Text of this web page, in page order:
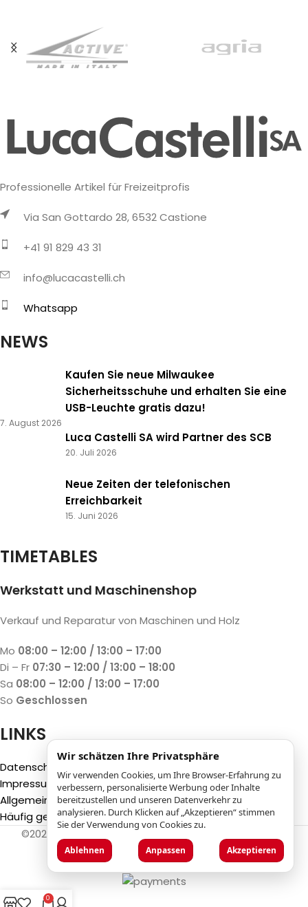
Trocknung
Professionelle Artikel für Freizeitprofis
Via San Gottardo 28, 6532 Castione
+41 91 829 43 31
info@lucacastelli.ch
Whatsapp
NEWS
Kaufen Sie neue Milwaukee
Sicherheitsschuhe und erhalten Sie eine
USB-Leuchte gratis dazu!
7. August 2026
Luca Castelli SA wird Partner des SCB
20. Juli 2026
Neue Zeiten der telefonischen
Erreichbarkeit
15. Juni 2026
TIMETABLES
Werkstatt und Maschinenshop
Verkauf und Reparatur von Maschinen und Holz
Mo 08:00 – 12:00 / 13:00 – 17:00
Di – Fr 07:30 – 12:00 / 13:00 – 18:00
Sa 08:00 – 12:00 / 13:00 – 17:00
So Geschlossen
LINKS
Datenschutzbestimmungen
Impressum
Allgemeine Geschäftsbedingungen (AGB)
Häufig gestellte Fragen (FAQ)
©2025
Luca Castelli SA- Via San Gottardo 28 - 6532
Castione (CH)
0
Wir schätzen Ihre Privatsphäre
Wir verwenden Cookies, um Ihre Browser-Erfahrung zu
verbessern, personalisierte Werbung oder Inhalte
bereitzustellen und unseren Datenverkehr zu
analysieren. Durch Klicken auf „Akzeptieren“ stimmen
Sie der Verwendung von Cookies zu.
Ablehnen Anpassen Akzeptieren